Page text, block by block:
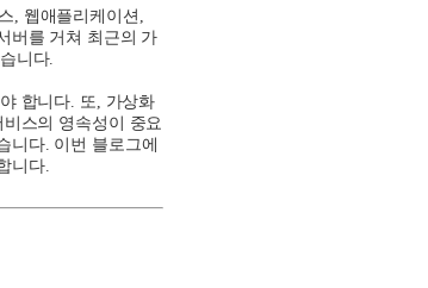
, 웹애플리케이션,
버를 거쳐 최근의 가
니다.
합니다. 또, 가상화
스의 영속성이 중요
니다. 이번 블로그에
니다.